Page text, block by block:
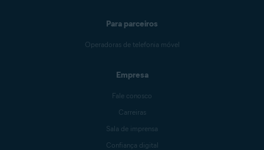
Para parceiros
Operadoras de telefonia móvel
Empresa
Fale conosco
Carreiras
Sala de imprensa
Confiança digital